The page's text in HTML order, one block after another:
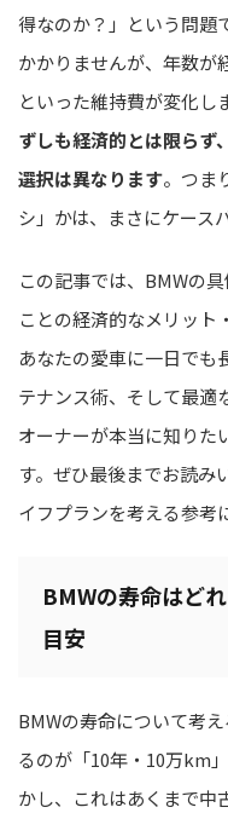
得なのか？」という問題
かかりませんが、年数が
といった維持費が変化し
ずしも経済的とは限らず
選択は異なります。つま
シ」かは、まさにケース
この記事では、BMWの
ことの経済的なメリット
あなたの愛車に一日でも
テナンス術、そして最適
オーナーが本当に知りた
す。ぜひ最後までお読み
イフプランを考える参考
BMWの寿命はど
目安
BMWの寿命について考
るのが「10年・10万km
かし、これはあくまで中